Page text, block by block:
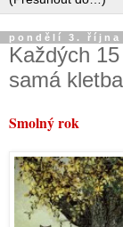
pondělí 3. října
Každých
samá kletba
Smolný rok